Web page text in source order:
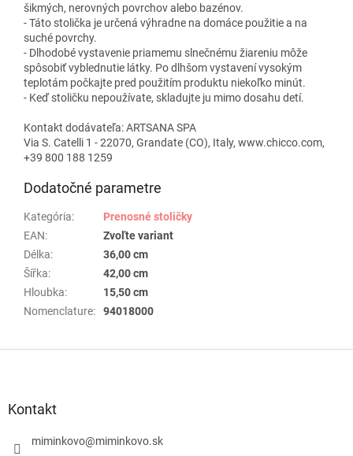
šikmých, nerovných povrchov alebo bazénov.
- Táto stolička je určená výhradne na domáce použitie a na
suché povrchy.
- Dlhodobé vystavenie priamemu slnečnému žiareniu môže
spôsobiť vyblednutie látky. Po dlhšom vystavení vysokým
teplotám počkajte pred použitím produktu niekoľko minút.
- Keď stoličku nepoužívate, skladujte ju mimo dosahu detí.
Kontakt dodávateľa: ARTSANA SPA
Via S. Catelli 1 - 22070, Grandate (CO), Italy, www.chicco.com,
+39 800 188 1259
Dodatočné parametre
Kategória:
Prenosné stoličky
EAN:
Zvoľte variant
Délka:
36,00 cm
Šířka:
42,00 cm
Hloubka:
15,50 cm
Nomenclature: 94018000
Kontakt
miminkovo@miminkovo.sk